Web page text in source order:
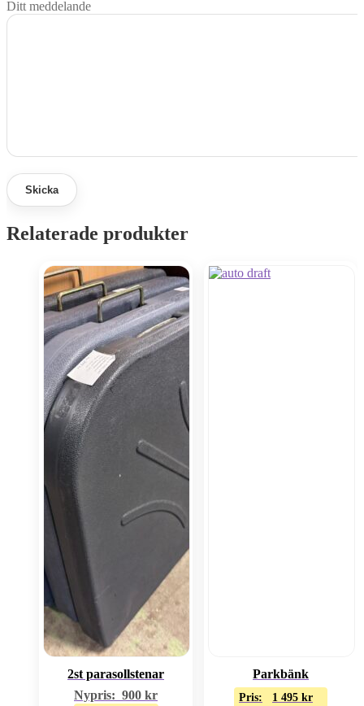
Ditt meddelande
Relaterade produkter
2st parasollstenar
Nypris: 900 kr
Parkbänk
Pris: 1 495 kr